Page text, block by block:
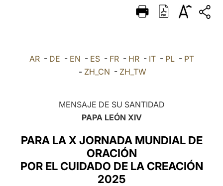
PORTUGUÊS
DEUTSCH
AR- DE - EN - ES- FR- HR- IT- PL- PT
- ZH_CN - ZH_TW
MENSAJE DE SU SANTIDAD
PAPA LEÓN XIV
PARA LA X JORNADA MUNDIAL DE
ORACIÓN
POR EL CUIDADO DE LA CREACIÓN
2025